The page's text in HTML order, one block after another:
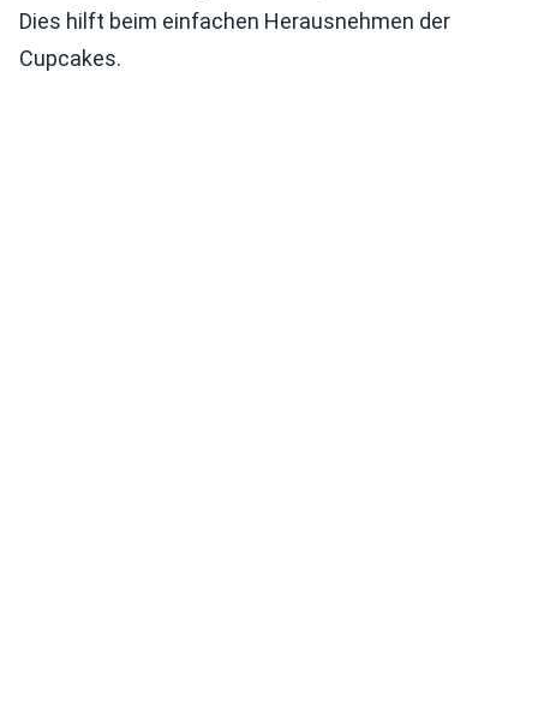
Dies hilft beim einfachen Herausnehmen der
Cupcakes.